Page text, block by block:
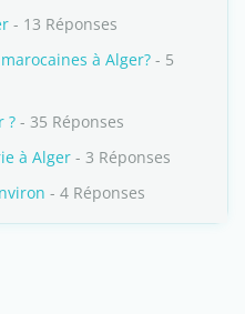
- 13 Réponses
à Alger? - 5
? - 35 Réponses
à Alger - 3 Réponses
- 4 Réponses